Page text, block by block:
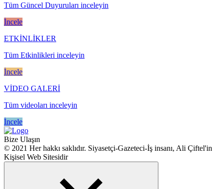
Tüm Güncel Duyuruları inceleyin
İncele
ETKİNLİKLER
Tüm Etkinlikleri inceleyin
İncele
VİDEO GALERİ
Tüm videoları inceleyin
İncele
Bize Ulaşın
© 2021 Her hakkı saklıdır. Siyasetçi-Gazeteci-İş insanı, Ali Çiftel'in
Kişisel Web Sitesidir